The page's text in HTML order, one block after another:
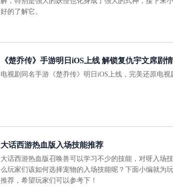
好的了解它。
《楚乔传》手游明日iOS上线 解锁复仇宇文席剧情
电视剧同名手游《楚乔传》明日iOS上线，完美还原电视
大话西游热血版入场技能推荐
大话西游热血版召唤兽可以学习不少的技能，对呀入场
么玩家们该如何选择宠物的入场技能呢？下面小编就为
推荐，希望玩家们可以参考下！